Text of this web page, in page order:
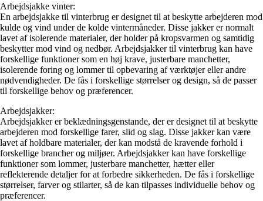
Arbejdsjakke vinter:
En arbejdsjakke til vinterbrug er designet til at beskytte arbejderen mod
kulde og vind under de kolde vintermåneder. Disse jakker er normalt
lavet af isolerende materialer, der holder på kropsvarmen og samtidig
beskytter mod vind og nedbør. Arbejdsjakker til vinterbrug kan have
forskellige funktioner som en høj krave, justerbare manchetter,
isolerende foring og lommer til opbevaring af værktøjer eller andre
nødvendigheder. De fås i forskellige størrelser og design, så de passer
til forskellige behov og præferencer.
Arbejdsjakker:
Arbejdsjakker er beklædningsgenstande, der er designet til at beskytte
arbejderen mod forskellige farer, slid og slag. Disse jakker kan være
lavet af holdbare materialer, der kan modstå de kravende forhold i
forskellige brancher og miljøer. Arbejdsjakker kan have forskellige
funktioner som lommer, justerbare manchetter, hætter eller
reflekterende detaljer for at forbedre sikkerheden. De fås i forskellige
størrelser, farver og stilarter, så de kan tilpasses individuelle behov og
præferencer.